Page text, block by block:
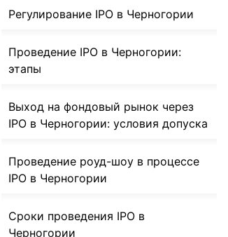
Регулирование IPO в Черногории
Проведение IPO в Черногории:
этапы
Выход на фондовый рынок через
IPO в Черногории: условия допуска
Проведение роуд-шоу в процессе
IPO в Черногории
Сроки проведения IPO в
Черногории